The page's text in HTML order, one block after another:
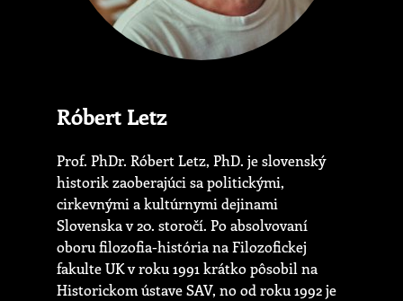
Róbert Letz
Prof. PhDr. Róbert Letz, PhD. je slovenský
historik zaoberajúci sa politickými,
cirkevnými a kultúrnymi dejinami
Slovenska v 20. storočí. Po absolvovaní
oboru filozofia-história na Filozofickej
fakulte UK v roku 1991 krátko pôsobil na
Historickom ústave SAV, no od roku 1992 je